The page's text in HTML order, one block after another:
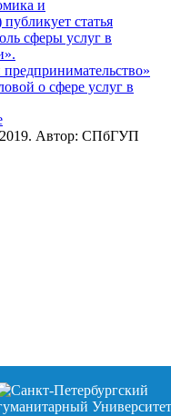
о сфере услуг в
. Автор: СПбГУП